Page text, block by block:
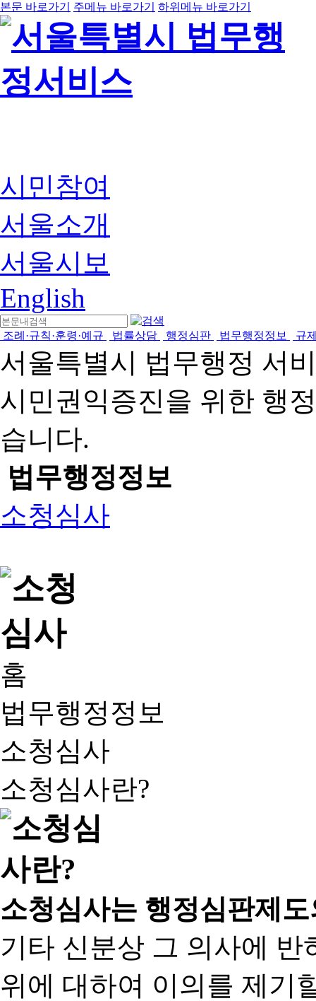
본문 바로가기 주메뉴 바로가기 하위메뉴 바로가기
시민참여
서울소개
서울시보
English
조례·규칙·훈령·예규 법률상담 행정심판 법무행정정보 규
서울특별시 법무행정 서
시민권익증진을 위한 행
습니다.
법무행정정보
소청심사
홈
법무행정정보
소청심사
소청심사란?
소청심사는 행정심판제
기타 신분상 그 의사에
위에 대하여 이의를 제기